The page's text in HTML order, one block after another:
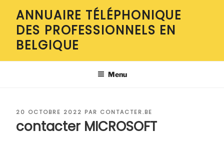
contenu
principal
ANNUAIRE TÉLÉPHONIQUE
DES PROFESSIONNELS EN
BELGIQUE
Menu
PUBLIÉ
20 OCTOBRE 2022 PAR CONTACTER.BE
contacter MICROSOFT